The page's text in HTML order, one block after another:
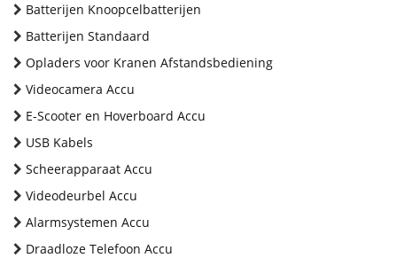
Batterijen Knoopcelbatterijen
Batterijen Standaard
Opladers voor Kranen Afstandsbediening
Videocamera Accu
E-Scooter en Hoverboard Accu
USB Kabels
Scheerapparaat Accu
Videodeurbel Accu
Alarmsystemen Accu
Draadloze Telefoon Accu